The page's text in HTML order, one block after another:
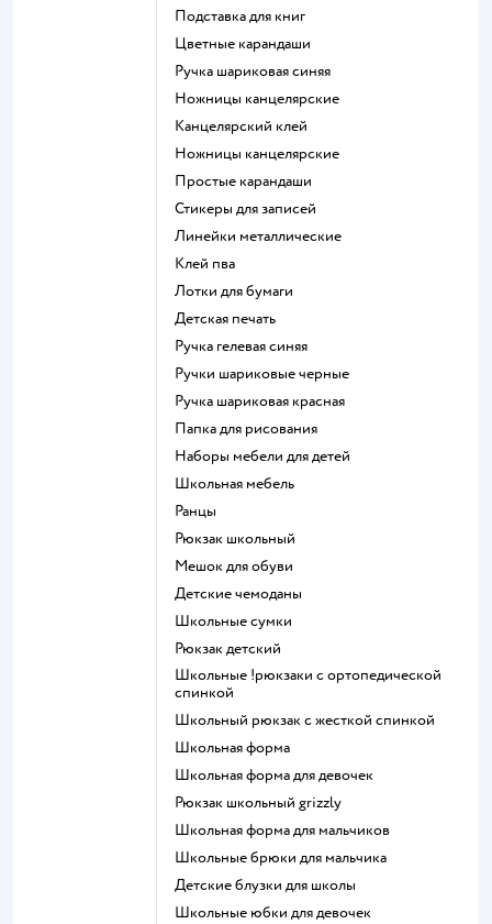
Подставка для книг
Цветные карандаши
Ручка шариковая синяя
Ножницы канцелярские
Канцелярский клей
Ножницы канцелярские
Простые карандаши
Стикеры для записей
Линейки металлические
Клей пва
Лотки для бумаги
Детская печать
Ручка гелевая синяя
Ручки шариковые черные
Ручка шариковая красная
Папка для рисования
Наборы мебели для детей
Школьная мебель
Ранцы
Рюкзак школьный
Мешок для обуви
Детские чемоданы
Школьные сумки
Рюкзак детский
Школьные !рюкзаки с ортопедической
спинкой
Школьный рюкзак с жесткой спинкой
Школьная форма
Школьная форма для девочек
Рюкзак школьный grizzly
Школьная форма для мальчиков
Школьные брюки для мальчика
Детские блузки для школы
Школьные юбки для девочек